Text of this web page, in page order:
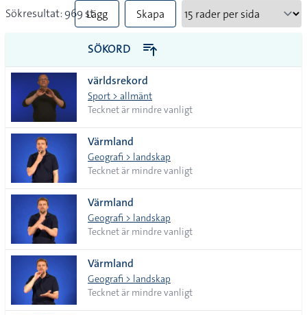
Sökresultat: 969 stLägg
till
alla i
lista
Skapa
PDF
SÖKORD
världsrekord
Sport > allmänt
Tecknet är mindre vanligt
Värmland
Geografi > landskap
Tecknet är mindre vanligt
Värmland
Geografi > landskap
Tecknet är mindre vanligt
Värmland
Geografi > landskap
Tecknet är mindre vanligt